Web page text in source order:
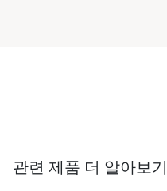
관련 제품 더 알아보기